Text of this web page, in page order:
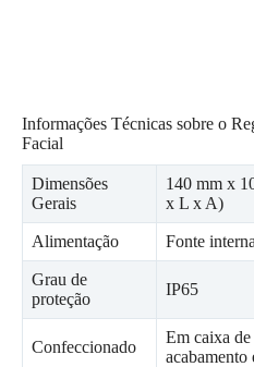
Informações Técnicas sobre o
Facial
Dimensões
Gerais
140 mm x
x L x A)
Alimentação Fonte
Grau de
proteção
IP65
Confeccionado
Em caixa
acabamento